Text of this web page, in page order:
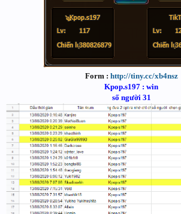
Form : http://tiny.cc/xb4nsz
Kpop.s197 : win
số người 31